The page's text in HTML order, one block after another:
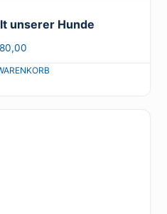
unserer Hunde